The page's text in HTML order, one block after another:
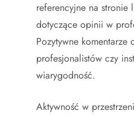
referencyjne na stronie
dotyczące opinii w
Pozytywne komentarze
profesjonalistów czy
wiarygodność.
Aktywność w